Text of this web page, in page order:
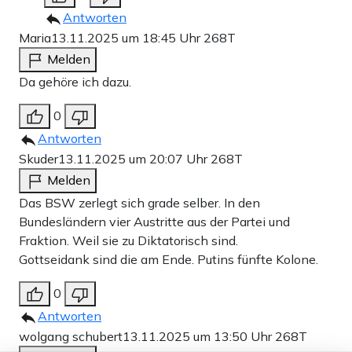
Antworten
Maria13.11.2025 um 18:45 Uhr 268T
Melden
Da gehöre ich dazu.
0
Antworten
Skuder13.11.2025 um 20:07 Uhr 268T
Melden
Das BSW zerlegt sich grade selber. In den
Bundesländern vier Austritte aus der Partei und
Fraktion. Weil sie zu Diktatorisch sind.
Gottseidank sind die am Ende. Putins fünfte Kolone.
0
Antworten
wolgang schubert13.11.2025 um 13:50 Uhr 268T